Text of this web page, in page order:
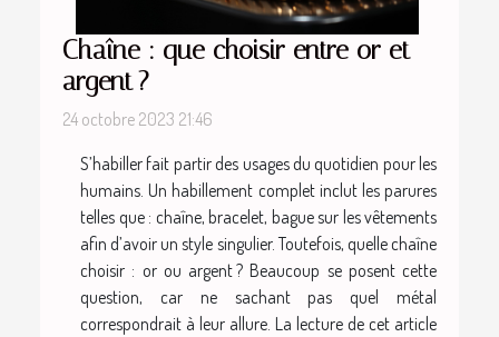
Chaîne : que choisir entre or et
argent ?
24 octobre 2023 21:46
S’habiller fait partir des usages du quotidien pour les
humains. Un habillement complet inclut les parures
telles que : chaîne, bracelet, bague sur les vêtements
afin d’avoir un style singulier. Toutefois, quelle chaîne
choisir : or ou argent ? Beaucoup se posent cette
question, car ne sachant pas quel métal
correspondrait à leur allure. La lecture de cet article